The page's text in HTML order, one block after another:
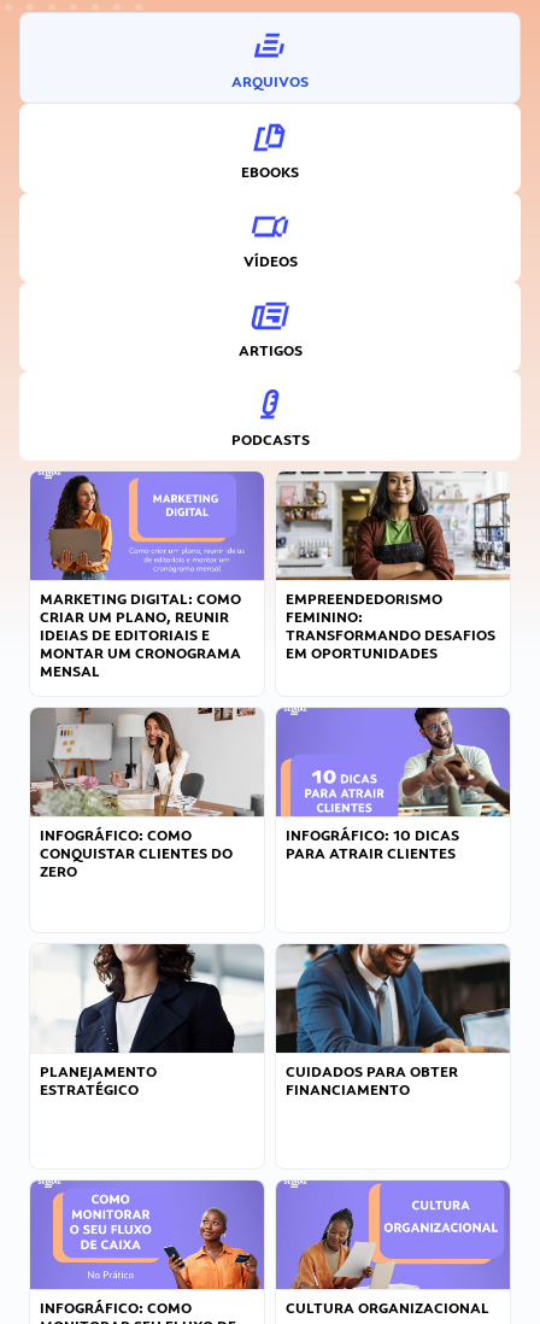
ARQUIVOS
EBOOKS
VÍDEOS
ARTIGOS
PODCASTS
MARKETING DIGITAL: COMO
CRIAR UM PLANO, REUNIR
IDEIAS DE EDITORIAIS E
MONTAR UM CRONOGRAMA
MENSAL
EMPREENDEDORISMO
FEMININO:
TRANSFORMANDO DESAFIOS
EM OPORTUNIDADES
INFOGRÁFICO: COMO
CONQUISTAR CLIENTES DO
ZERO
INFOGRÁFICO: 10 DICAS
PARA ATRAIR CLIENTES
PLANEJAMENTO
ESTRATÉGICO
CUIDADOS PARA OBTER
FINANCIAMENTO
INFOGRÁFICO: COMO
CULTURA ORGANIZACIONAL